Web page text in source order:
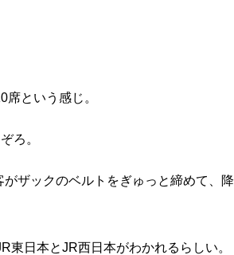
という感じ。
ろ。
ザックのベルトをぎゅっと締めて、降
日本とJR西日本がわかれるらしい。